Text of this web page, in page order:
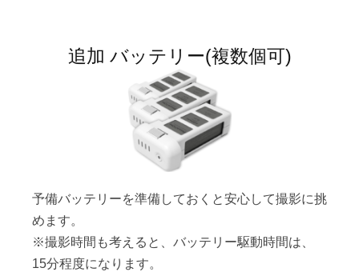
追加 バッテリー(複数個可)
予備バッテリーを準備しておくと安心して撮影に挑
めます。
※撮影時間も考えると、バッテリー駆動時間は、
15分程度になります。